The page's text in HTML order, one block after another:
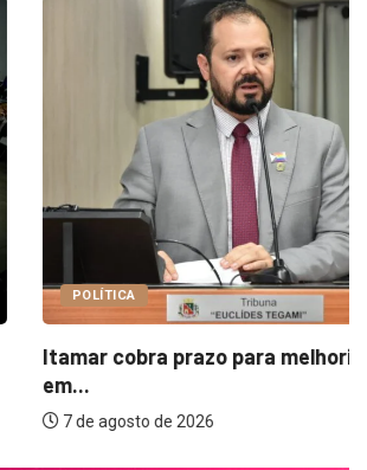
para melhorias estruturais